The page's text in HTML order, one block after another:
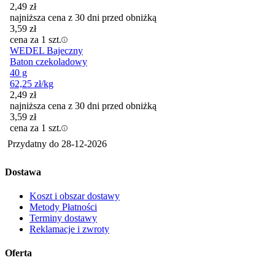
2,49 zł
najniższa cena z 30 dni przed obniżką
3,59 zł
cena za 1 szt.
WEDEL Bajeczny
Baton czekoladowy
40 g
62,25 zł/kg
2,49 zł
najniższa cena z 30 dni przed obniżką
3,59 zł
cena za 1 szt.
Przydatny do 28-12-2026
Dostawa
Koszt i obszar dostawy
Metody Płatności
Terminy dostawy
Reklamacje i zwroty
Oferta